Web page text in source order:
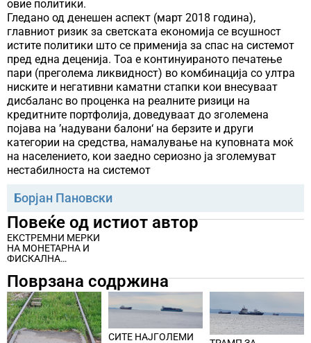
овие политики.
Гледано од денешен аспект (март 2018 година),
главниот ризик за светската економија се всушност
истите политики што се применија за спас на системот
пред една деценија. Тоа е континуираното печатење
пари (преголема ликвидност) во комбинација со ултра
ниските и негативни каматни стапки кои внесуваат
дисбаланс во проценка на реалните ризици на
кредитните портфолија, доведуваат до зголемена
појава на ’надувани балони‘ на берзите и други
категории на средства, намалување на куповната моќ
на населението, кои заедно сериозно ја зголемуват
нестабилноста на системот
Борјан Пановски
Повеќе од истиот автор
ЕКСТРЕМНИ МЕРКИ
НА МОНЕТАРНА И
ФИСКАЛНА
ПОСТКРИЗНИОТ
ПЕРИОД 2011 –
2018 ГОДИНА И
ПОТЕНЦИЈАЛНИ
ЕФЕКТИ И
ПОСЛЕДИЦИ ЗА
Поврзана содржина
СИТЕ НАЈГОЛЕМИ